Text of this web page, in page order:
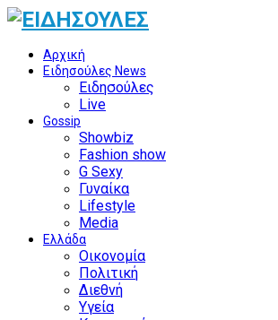
Αρχική
Ειδησούλες News
Ειδησούλες
Live
Gossip
Showbiz
Fashion show
G Sexy
Γυναίκα
Lifestyle
Media
Ελλάδα
Οικονομία
Πολιτική
Διεθνή
Υγεία